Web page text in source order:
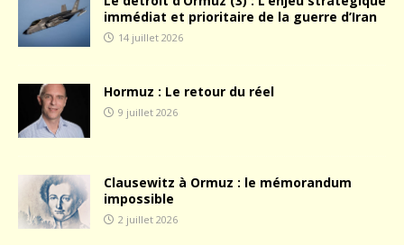
immédiat et prioritaire de la guerre d’Iran
14 juillet 2026
Hormuz : Le retour du réel
9 juillet 2026
Clausewitz à Ormuz : le mémorandum
impossible
2 juillet 2026